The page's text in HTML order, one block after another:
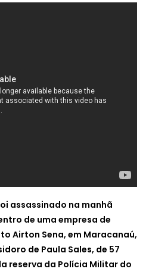
assassinado na manhã
de uma empresa de
Airton Sena, em Maracanaú,
de Paula Sales, de 57
reserva da Polícia Militar do